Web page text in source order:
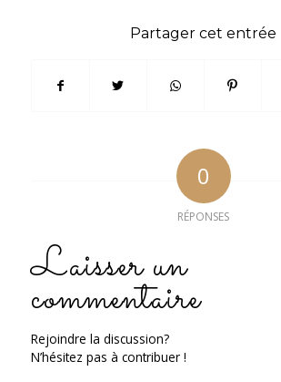
Partager cet entrée
0
RÉPONSES
Laisser un
commentaire
Rejoindre la discussion?
N’hésitez pas à contribuer !